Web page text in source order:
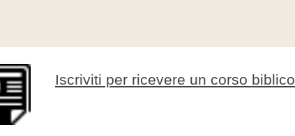
Iscriviti per ricevere un corso biblico